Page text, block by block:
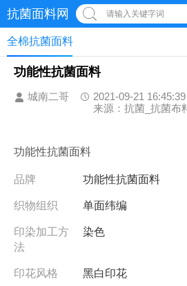
抗菌面料网 请输入关键字词
全棉抗菌面料
功能性抗菌面料
城南二哥
2021-09-21 16:45:39
来源：抗菌_抗菌布
功能性抗菌面料
品牌
功能性抗菌面料
织物组织
单面纬编
印染加工方
法
染色
印花风格
黑白印花